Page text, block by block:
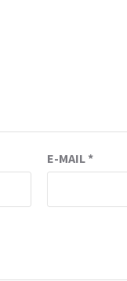
E-MAIL*